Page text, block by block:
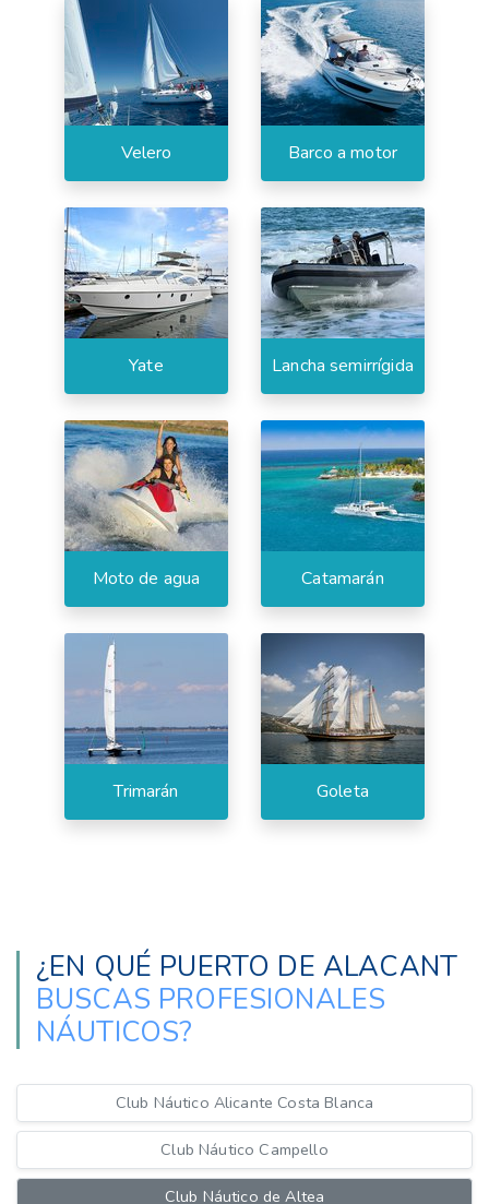
Velero Barco a motor
Yate Lancha semirrígida
Moto de agua Catamarán
Trimarán Goleta
¿EN QUÉ PUERTO DE ALACANT
BUSCAS PROFESIONALES
NÁUTICOS?
Club Náutico Alicante Costa Blanca
Club Náutico Campello
Club Náutico de Altea